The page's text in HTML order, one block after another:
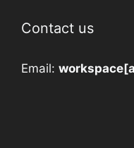
Contact us
Email: